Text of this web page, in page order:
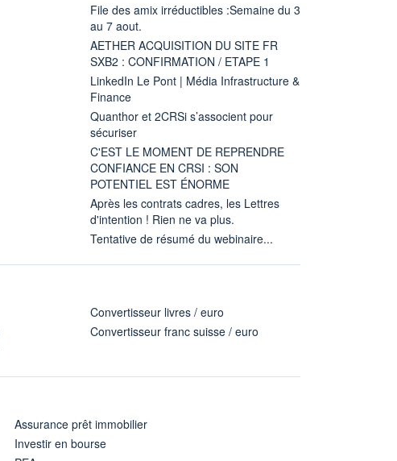
File des amix irréductibles :Semaine du 3
au 7 aout.
AETHER ACQUISITION DU SITE FR
SXB2 : CONFIRMATION / ETAPE 1
LinkedIn Le Pont | Média Infrastructure &
Finance
Quanthor et 2CRSi s’associent pour
sécuriser
C'EST LE MOMENT DE REPRENDRE
CONFIANCE EN CRSI : SON
POTENTIEL EST ÉNORME
Après les contrats cadres, les Lettres
d'intention ! Rien ne va plus.
Tentative de résumé du webinaire...
Convertisseur livres / euro
Convertisseur franc suisse / euro
Assurance prêt immobilier
Investir en bourse